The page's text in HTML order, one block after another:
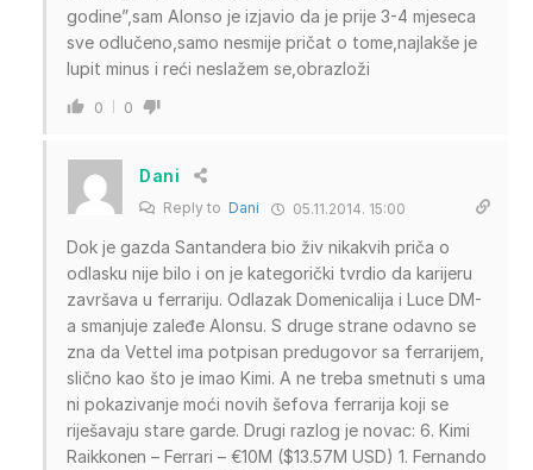
godine”,sam Alonso je izjavio da je prije 3-4 mjeseca
sve odlučeno,samo nesmije pričat o tome,najlakše je
lupit minus i reći neslažem se,obrazloži
0 0
Dani
Reply to Dani 05.11.2014. 15:00
Dok je gazda Santandera bio živ nikakvih priča o
odlasku nije bilo i on je kategorički tvrdio da karijeru
završava u ferrariju. Odlazak Domenicalija i Luce DM-
a smanjuje zaleđe Alonsu. S druge strane odavno se
zna da Vettel ima potpisan predugovor sa ferrarijem,
slično kao što je imao Kimi. A ne treba smetnuti s uma
ni pokazivanje moći novih šefova ferrarija koji se
riješavaju stare garde. Drugi razlog je novac: 6. Kimi
Raikkonen – Ferrari – €10M ($13.57M USD) 1. Fernando